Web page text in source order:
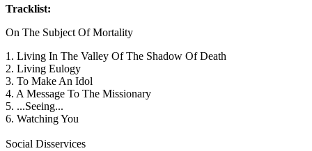
Tracklist:
On The Subject Of Mortality
1. Living In The Valley Of The Shadow Of Death
2. Living Eulogy
3. To Make An Idol
4. A Message To The Missionary
5. ...Seeing...
6. Watching You
Social Disservices